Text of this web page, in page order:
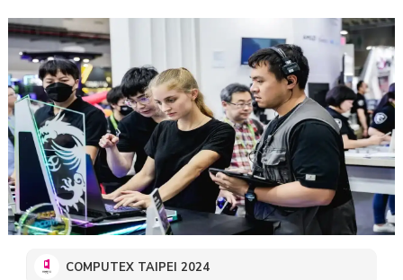
COMPUTEX TAIPEI 2024